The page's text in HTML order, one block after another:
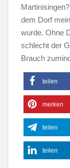
dem Dorf
wurde. Ohne
schlecht der
Brauch
teilen
merken
teilen
teilen